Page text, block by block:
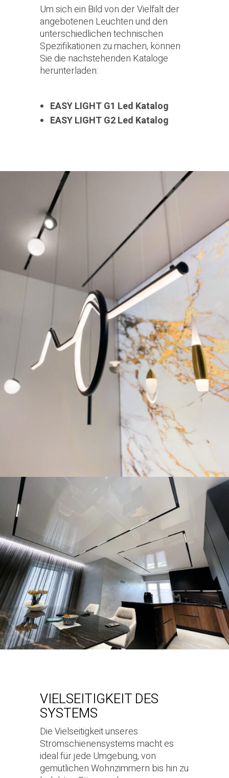
Um sich ein Bild von der Vielfalt der
angebotenen Leuchten und den
unterschiedlichen technischen
Spezifikationen zu machen, können
Sie die nachstehenden Kataloge
herunterladen:
EASY LIGHT G1 Led Katalog
EASY LIGHT G2 Led Katalog
VIELSEITIGKEIT DES
SYSTEMS
Die Vielseitigkeit unseres
Stromschienensystems macht es
ideal für jede Umgebung, von
gemütlichen Wohnzimmern bis hin zu